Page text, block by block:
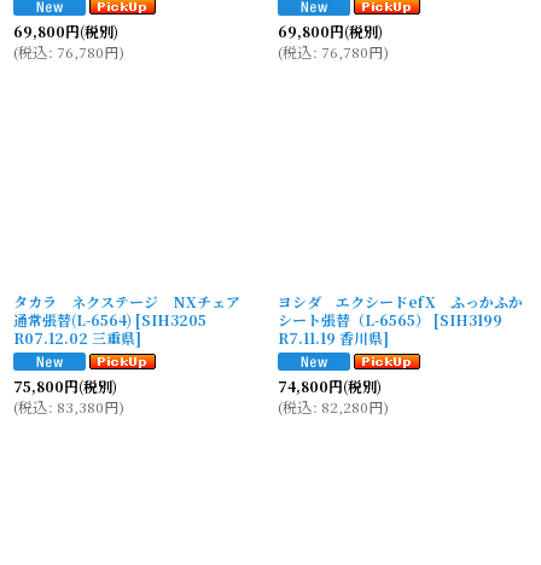
69,800円(税別)
(税込: 76,780円)
69,800円(税別)
(税込: 76,780円)
タカラ ネクステージ NXチェア
通常張替(L-6564) [SIH3205
R07.12.02 三重県]
75,800円(税別)
(税込: 83,380円)
ヨシダ エクシードefX ふっかふか
シート張替（L-6565）
[SIH3199
R7.11.19 香川県]
74,800円(税別)
(税込: 82,280円)